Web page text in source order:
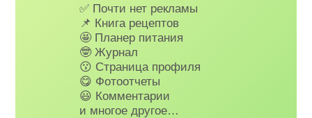
✅ Почти нет рекламы
📌 Книга рецептов
🤩 Планер питания
🤓 Журнал
😗 Страница профиля
😋 Фотоотчеты
😃 Комментарии
и многое другое…